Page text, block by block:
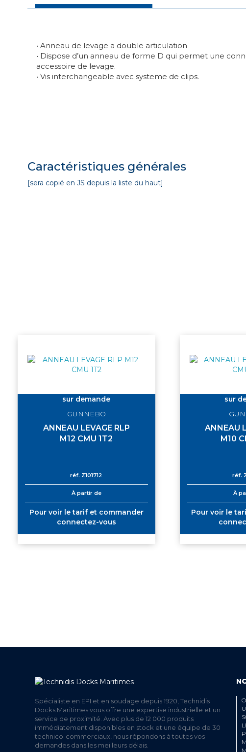
• Anneau de levage a double articulation
• Dispose d’un anneau de forme D qui permet une
accessoire de levage.
• Vis interchangeable avec systeme de clips.
Caractéristiques générales
[sera copié en JS depuis la liste du haut]
sur demande
GUNNEBO
ANNEAU LEVAGE RLP
M12 CMU 1T2
réf. Z101712
À partir de
Pour voir le tarif et commander
connectez-vous
sur
ANNEAU
M10
réf.
À
Pour voir le
Spécialiste en EPI et en soudage depuis 1920, Technidis
Docks Maritimes vous offre une expertise industrielle et un
service de proximité. Avec plus de 12 000 produits
immédiatement disponibles en stock et une équipe de 30
technico-commerciaux, nous répondons à toutes vos
demandes dans les meilleurs délais.